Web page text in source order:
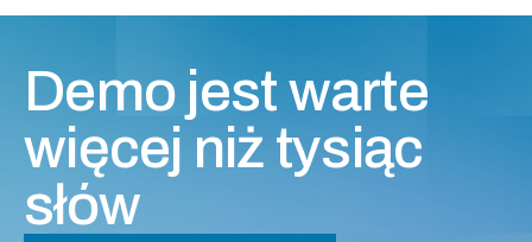
Demo jest warte
więcej niż tysiąc
słów